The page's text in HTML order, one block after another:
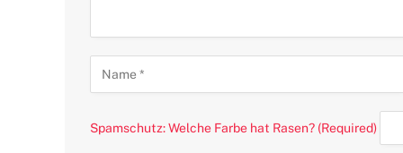
Spamschutz: Welche Farbe hat Rasen? (Required)